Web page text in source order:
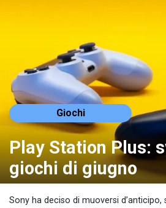
Giochi
Play Station Plus:
giochi di giugno
Sony ha deciso di muoversi